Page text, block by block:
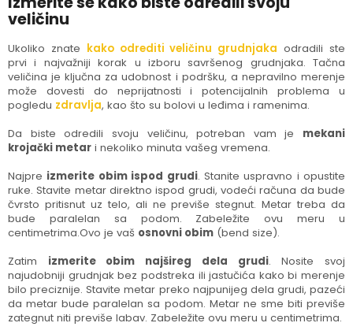
veličinu
Ukoliko znate kako odrediti veličinu grudnjaka odradili ste
prvi i najvažniji korak u izboru savršenog grudnjaka. Tačna
veličina je ključna za udobnost i podršku, a nepravilno merenje
može dovesti do neprijatnosti i potencijalnih problema u
pogledu zdravlja, kao što su bolovi u leđima i ramenima.
Da biste odredili svoju veličinu, potreban vam je mekani
krojački metar i nekoliko minuta vašeg vremena.
Najpre izmerite obim ispod grudi. Stanite uspravno i opustite
ruke. Stavite metar direktno ispod grudi, vodeći računa da bude
čvrsto pritisnut uz telo, ali ne previše stegnut. Metar treba da
bude paralelan sa podom. Zabeležite ovu meru u
centimetrima.Ovo je vaš osnovni obim (bend size).
Zatim izmerite obim najšireg dela grudi. Nosite svoj
najudobniji grudnjak bez podstreka ili jastučića kako bi merenje
bilo preciznije. Stavite metar preko najpunijeg dela grudi, pazeći
da metar bude paralelan sa podom. Metar ne sme biti previše
zategnut niti previše labav. Zabeležite ovu meru u centimetrima.